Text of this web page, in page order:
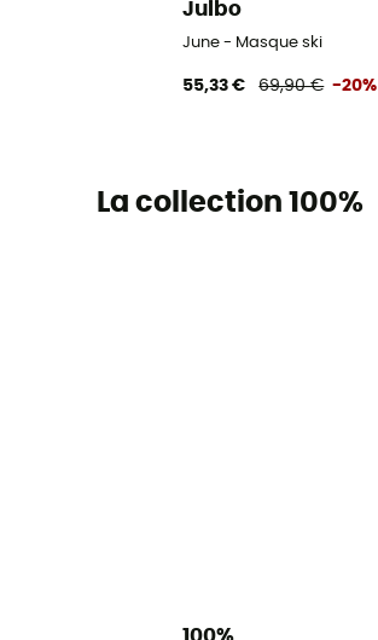
Julbo
June - Masque ski
55,33 € 69,90 € -20%
La collection 100%
100%